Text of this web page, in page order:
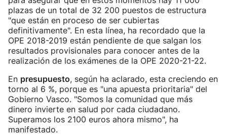
plazas de un total de 32 200 puestos de estructura
"que están en proceso de ser cubiertas
definitivamente". En esta línea, ha recordado que la
OPE 2018-2019 están pendiente de que salgan los
resultados provisionales para conocer antes de la
realización de los exámenes de la OPE 2020-21-22.
En presupuesto, según ha aclarado, esta creciendo en
torno al 6 %, porque es "una apuesta prioritaria" del
Gobierno Vasco. "Somos la comunidad que más
dinero invierte en salud por cada ciudadano.
Superamos los 2100 euros ahora mismo", ha
manifestado.